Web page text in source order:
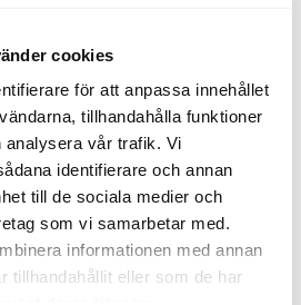
cookies
för att anpassa innehållet
tillhandahålla funktioner
vår trafik. Vi
identifierare och annan
till de sociala medier och
som vi samarbetar med.
informationen med annan
tillhandahållit eller som de har
1,0
och visar
att AI är helt säker. Du kan
och varifrån på fakturan